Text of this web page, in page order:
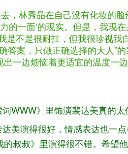
，林秀晶在自己没有化妆的
的一面’的现实。但是，我现
不是很耐扛，但我很珍视我
案，只做正确选择的大人”
一边烦恼着更适宜的温度
WWW》里饰演裴达美真的
美演得很好，情感表达也一
叔叔》里演得很不错。希望他